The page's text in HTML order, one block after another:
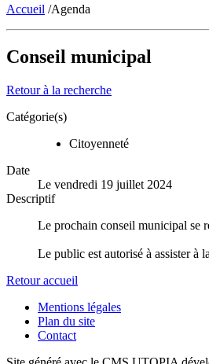
Accueil /Agenda
Conseil municipal
Retour à la recherche
Catégorie(s)
Citoyenneté
Date
Le vendredi 19 juillet 2024
Descriptif
Le prochain conseil municipal se
Le public est autorisé à assister à
Retour accueil
Mentions légales
Plan du site
Contact